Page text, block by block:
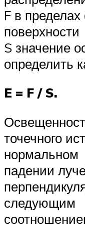
F в
поверхности
S значение
определить
E = F / S.
точечного
нормальном
падении
следующим